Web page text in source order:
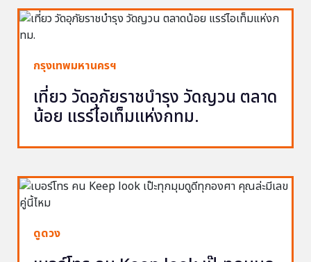
กรุงเทพมหานครฯ
เที่ยว วัดอุภัยราชบำรุง วัดญวน ตลาด
น้อย แรร์ไอเท็มแห่งกทม.
ดูดวง